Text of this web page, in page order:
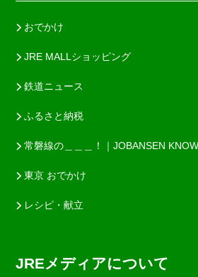
おでかけ
JRE MALLショッピング
鉄道ニュース
ふるさと納税
常磐線の＿＿＿！｜JOBANSEN KNOW
東京 おでかけ
レシピ・献立
JREメディアについて